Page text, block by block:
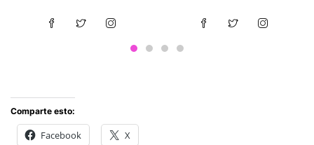
Comparte esto:
Facebook X